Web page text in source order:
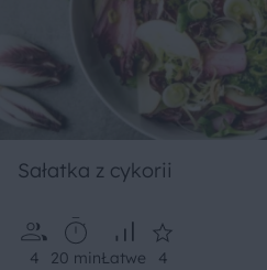
Sałatka z cykorii
4 20 minŁatwe 4